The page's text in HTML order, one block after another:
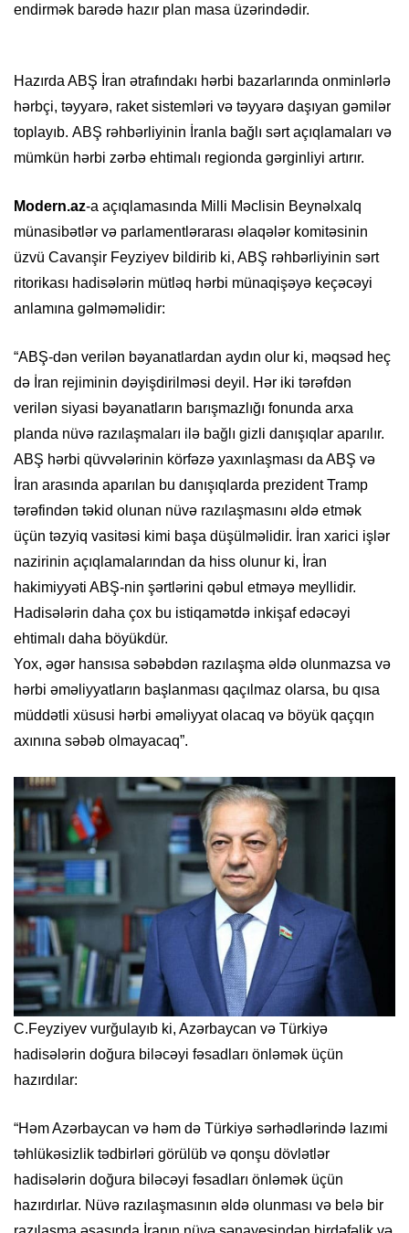
endirmək barədə hazır plan masa üzərindədir.
Hazırda ABŞ İran ətrafındakı hərbi bazarlarında onminlərlə
hərbçi, təyyarə, raket sistemləri və təyyarə daşıyan gəmilər
toplayıb. ABŞ rəhbərliyinin İranla bağlı sərt açıqlamaları və
mümkün hərbi zərbə ehtimalı regionda gərginliyi artırır.
Modern.az-a açıqlamasında Milli Məclisin Beynəlxalq
münasibətlər və parlamentlərarası əlaqələr komitəsinin
üzvü Cavanşir Feyziyev bildirib ki, ABŞ rəhbərliyinin sərt
ritorikası hadisələrin mütləq hərbi münaqişəyə keçəcəyi
anlamına gəlməməlidir:
“ABŞ-dən verilən bəyanatlardan aydın olur ki, məqsəd heç
də İran rejiminin dəyişdirilməsi deyil. Hər iki tərəfdən
verilən siyasi bəyanatların barışmazlığı fonunda arxa
planda nüvə razılaşmaları ilə bağlı gizli danışıqlar aparılır.
ABŞ hərbi qüvvələrinin körfəzə yaxınlaşması da ABŞ və
İran arasında aparılan bu danışıqlarda prezident Tramp
tərəfindən təkid olunan nüvə razılaşmasını əldə etmək
üçün təzyiq vasitəsi kimi başa düşülməlidir. İran xarici işlər
nazirinin açıqlamalarından da hiss olunur ki, İran
hakimiyyəti ABŞ-nin şərtlərini qəbul etməyə meyllidir.
Hadisələrin daha çox bu istiqamətdə inkişaf edəcəyi
ehtimalı daha böyükdür.
Yox, əgər hansısa səbəbdən razılaşma əldə olunmazsa və
hərbi əməliyyatların başlanması qaçılmaz olarsa, bu qısa
müddətli xüsusi hərbi əməliyyat olacaq və böyük qaçqın
axınına səbəb olmayacaq”.
C.Feyziyev vurğulayıb ki, Azərbaycan və Türkiyə
hadisələrin doğura biləcəyi fəsadları önləmək üçün
hazırdılar:
“Həm Azərbaycan və həm də Türkiyə sərhədlərində lazımi
təhlükəsizlik tədbirləri görülüb və qonşu dövlətlər
hadisələrin doğura biləcəyi fəsadları önləmək üçün
hazırdırlar. Nüvə razılaşmasının əldə olunması və belə bir